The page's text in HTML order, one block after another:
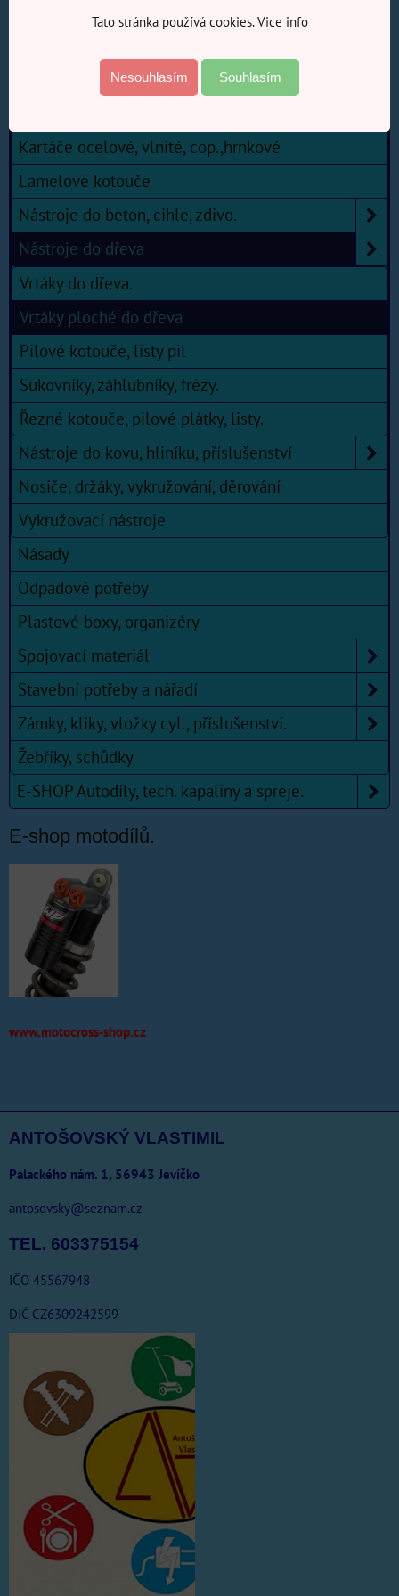
Brusné houby
Kartáče ocelové, vlnité, cop.,hrnkové
Lamelové kotouče
Nástroje do beton, cihle, zdivo.
Nástroje do dřeva
Vrtáky do dřeva.
Vrtáky ploché do dřeva
Pilové kotouče, listy pil
Sukovníky, záhlubníky, frézy.
Řezné kotouče, pilové plátky, listy.
Nástroje do kovu, hliníku, příslušenství
Nosiče, držáky, vykružování, děrování
Vykružovací nástroje
Násady
Odpadové potřeby
Plastové boxy, organizéry
Spojovací materiál
Stavební potřeby a nářadí
Zámky, kliky, vložky cyl., příslušenství.
Žebříky, schůdky
E-SHOP Autodíly, tech. kapaliny a spreje.
E-shop motodílů.
www.motocross-shop.cz
ANTOŠOVSKÝ VLASTIMIL
Palackého nám. 1, 56943 Jevíčko
antosovsky@seznam.cz
TEL. 603375154
IČO 45567948
DIČ CZ6309242599
Tato stránka používá cookies. Vice info
Nesouhlasím Souhlasím